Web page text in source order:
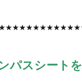
パスシート